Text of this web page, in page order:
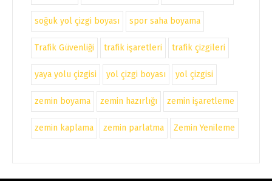
soğuk yol çizgi boyası spor saha boyama
Trafik Güvenliği trafik işaretleri trafik çizgileri
yaya yolu çizgisi yol çizgi boyası yol çizgisi
zemin boyama zemin hazırlığı zemin işaretleme
zemin kaplama zemin parlatma Zemin Yenileme